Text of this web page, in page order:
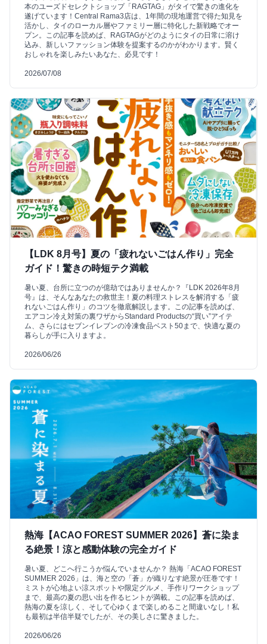
本のユーズドセレクトショップ「RAGTAG」がタイで驚きの進化を
遂げています！Central Rama3店は、1年間の現地運営で得た知見を
活かし、タイのローカル層やファミリー層に特化した新戦略でオー
プン。この記事を読めば、RAGTAGがどのようにタイの日常に溶け
込み、新しいファッション体験を提案するのかがわかります。賢く
おしゃれを楽しみたいあなた、必見です！
2026/07/08
【LDK 8月号】夏の「疲れないごはん作り」完全
ガイド！驚きの時短テク満載
暑い夏、台所に立つのが億劫ではありませんか？『LDK 2026年8月
号』は、そんなあなたの救世主！夏の料理ストレスを解消する「疲
れないごはん作り」のコツを徹底解説します。この記事を読めば、
エアコン冷え対策の裏ワザからStandard Productsの“買い”アイテ
ム、さらにはセブンイレブンの冷凍食品ベスト50まで、快適な夏の
暮らしが手に入りますよ。
2026/06/26
熱海【ACAO FOREST SUMMER 2026】蒼に染ま
る絶景！涼と感動体験の完全ガイド
暑い夏、どこへ行こうか悩んでいませんか？ 熱海「ACAO FOREST
SUMMER 2026」は、海と空の「蒼」が織りなす絶景が圧巻です！
ミストが心地よい涼スポットや限定グルメ、手作りワークショップ
まで、最高の夏の思い出を作るヒントが満載。この記事を読めば、
熱海の夏を涼しく、そして心ゆくまで楽しめること間違いなし！私
も最初は半信半疑でしたが、その美しさに驚きました。
2026/06/26